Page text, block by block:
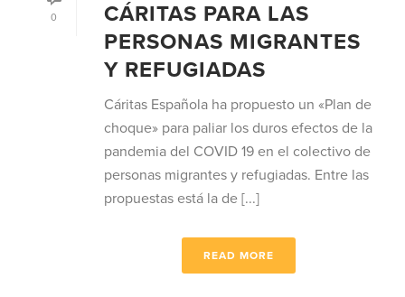
0
CÁRITAS PARA LAS
PERSONAS MIGRANTES
Y REFUGIADAS
Cáritas Española ha propuesto un «Plan de
choque» para paliar los duros efectos de la
pandemia del COVID 19 en el colectivo de
personas migrantes y refugiadas. Entre las
propuestas está la de [...]
READ MORE